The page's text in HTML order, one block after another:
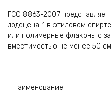
ГСО 8863-2007
додецена-1 в этиловом
или полимерные флаконы с
вместимостью не менее 50
Наименование